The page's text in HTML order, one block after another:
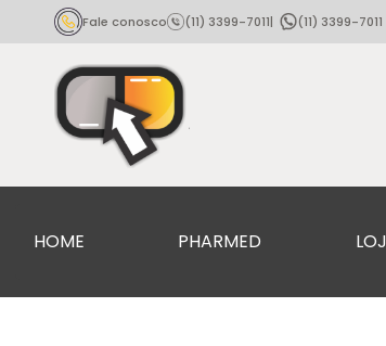
Fale conosco (11) 3399-7011| (11) 3399-7011
HOME PHARMED